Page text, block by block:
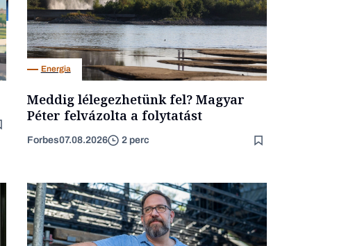
Energia
Meddig lélegezhetünk fel? Magyar
Péter felvázolta a folytatást
Forbes07.08.2026 2 perc